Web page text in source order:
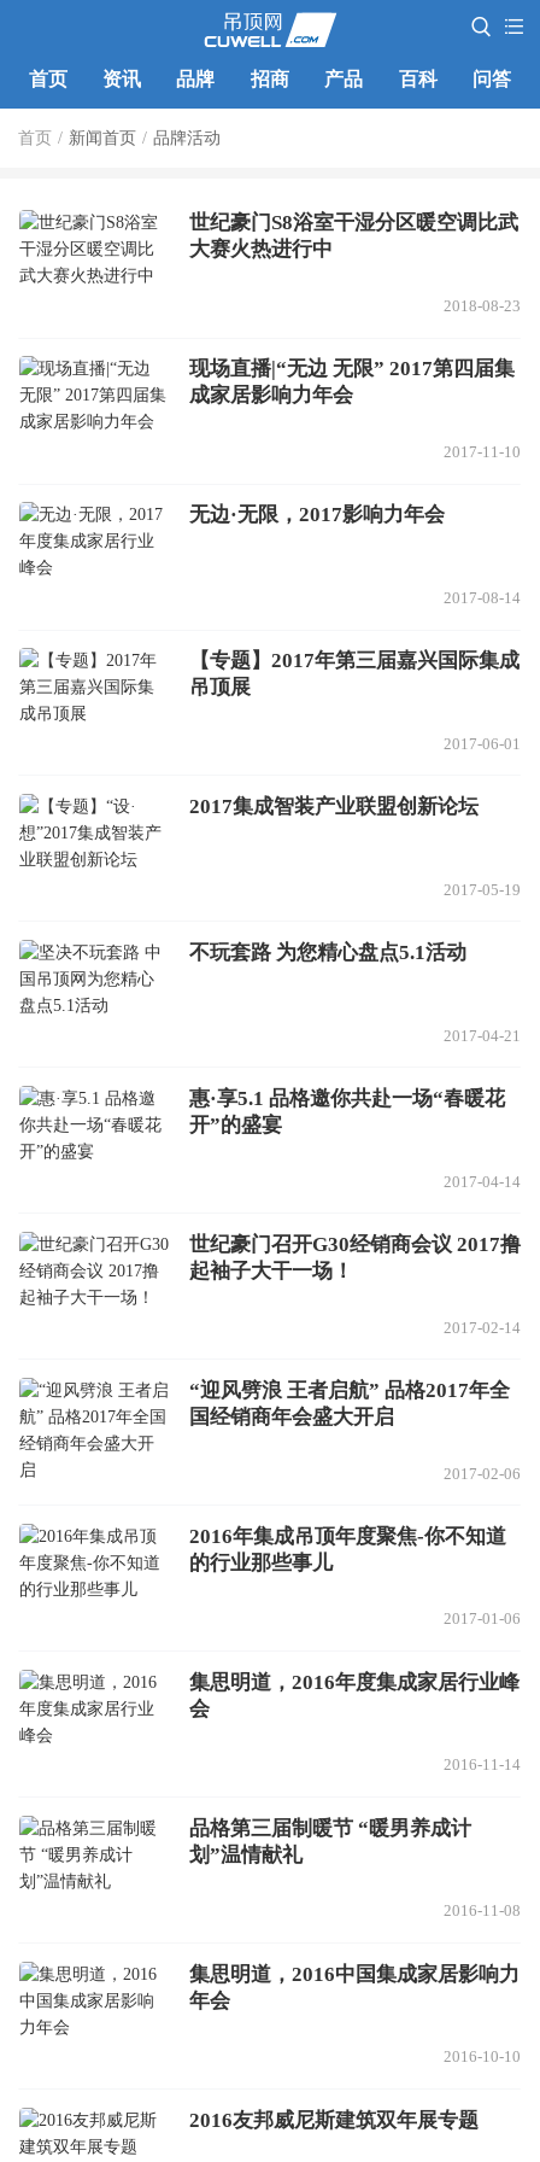
首页 资讯 品牌 招商 产品 百科 问答
首页 / 新闻首页 / 品牌活动
世纪豪门S8浴室干湿分区暖空调比武
大赛火热进行中
2018-08-23
现场直播|“无边 无限” 2017第四届集
成家居影响力年会
2017-11-10
无边·无限，2017影响力年会
2017-08-14
【专题】2017年第三届嘉兴国际集成
吊顶展
2017-06-01
2017集成智装产业联盟创新论坛
2017-05-19
不玩套路 为您精心盘点5.1活动
2017-04-21
惠·享5.1 品格邀你共赴一场“春暖花
开”的盛宴
2017-04-14
世纪豪门召开G30经销商会议 2017撸
起袖子大干一场！
2017-02-14
“迎风劈浪 王者启航” 品格2017年全
国经销商年会盛大开启
2017-02-06
2016年集成吊顶年度聚焦-你不知道
的行业那些事儿
2017-01-06
集思明道，2016年度集成家居行业峰
会
2016-11-14
品格第三届制暖节 “暖男养成计
划”温情献礼
2016-11-08
集思明道，2016中国集成家居影响力
年会
2016-10-10
2016友邦威尼斯建筑双年展专题